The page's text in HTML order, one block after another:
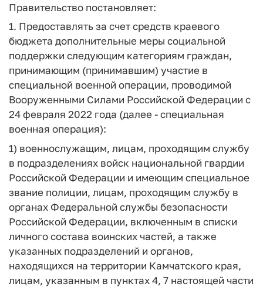
Правительство постановляет:
1. Предоставлять за счет средств краевого
бюджета дополнительные меры социальной
поддержки следующим категориям граждан,
принимающим (принимавшим) участие в
специальной военной операции, проводимой
Вооруженными Силами Российской Федерации с
24 февраля 2022 года (далее - специальная
военная операция):
1) военнослужащим, лицам, проходящим службу
в подразделениях войск национальной гвардии
Российской Федерации и имеющим специальное
звание полиции, лицам, проходящим службу в
органах Федеральной службы безопасности
Российской Федерации, включенным в списки
личного состава воинских частей, а также
указанных подразделений и органов,
находящихся на территории Камчатского края,
лицам, указанным в пунктах 4, 7 настоящей части